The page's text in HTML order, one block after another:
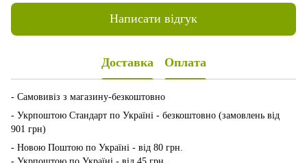
Написати відгук
Доставка Оплата
- Самовивіз з магазину-безкоштовно
- Укрпоштою Стандарт по Україні - безкоштовно (замовлень від
901 грн)
- Новою Поштою по Україні - від 80 грн.